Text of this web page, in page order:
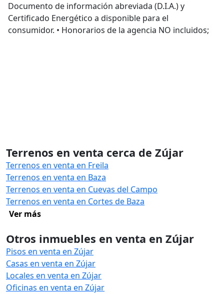
⁠Documento de información abreviada (D.I.A.) y
Certificado Energético a disponible para el
consumidor. •⁠ ⁠Honorarios de la agencia NO incluidos;
Terrenos en venta cerca de Zújar
Terrenos en venta en Freila
Terrenos en venta en Baza
Terrenos en venta en Cuevas del Campo
Terrenos en venta en Cortes de Baza
Ver más
Otros inmuebles en venta en Zújar
Pisos en venta en Zújar
Casas en venta en Zújar
Locales en venta en Zújar
Oficinas en venta en Zújar